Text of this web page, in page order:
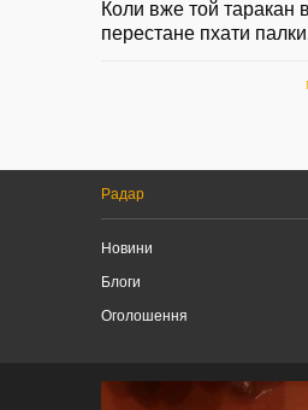
Коли вже той таракан
перестане пхати палки
Радар
Новини
Блоги
Оголошення